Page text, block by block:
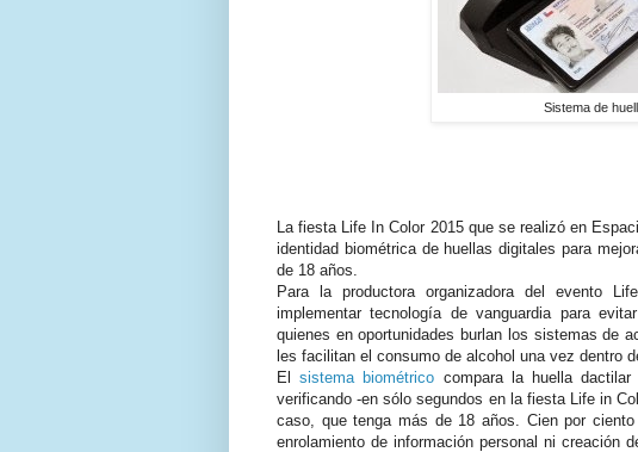
Sistema de
La fiesta Life In Color 2015 que se realizó en
identidad biométrica de huellas digitales para
de 18 años.
Para la productora organizadora del evento
implementar tecnología de vanguardia para
quienes en oportunidades burlan los sistemas de
les facilitan el consumo de alcohol una vez dentro
Elsistema biométrico compara la huella
verificando -en sólo segundos en la fiesta Life in
caso, que tenga más de 18 años. Cien por
enrolamiento de información personal ni creación